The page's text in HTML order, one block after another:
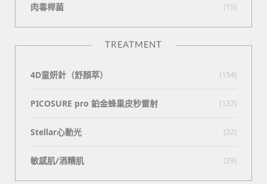
肉毒桿菌 (15)
TREATMENT
4D童妍針（舒顏萃） (154)
PICOSURE pro 鉑金蜂巢皮秒雷射 (137)
Stellar心動光 (22)
敏感肌/酒糟肌 (29)